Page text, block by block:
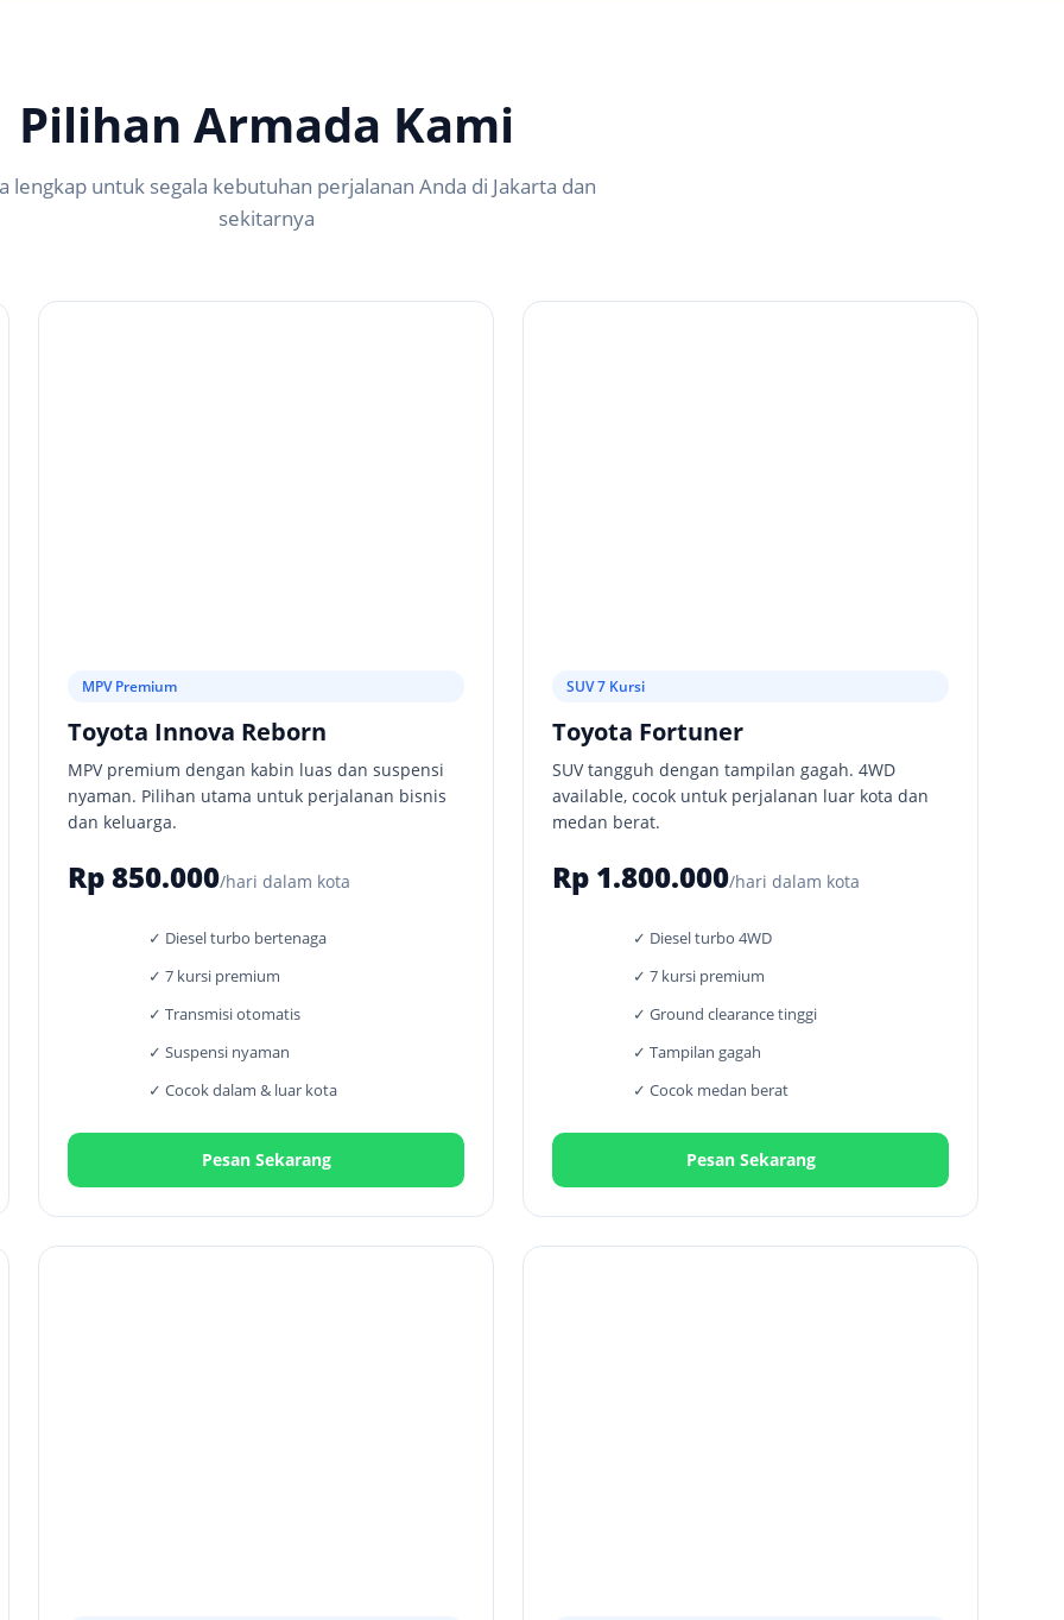
Pilihan Armada Kami
lengkap untuk segala kebutuhan perjalanan Anda di Jakarta dan
sekitarnya
MPV Premium
Toyota Innova Reborn
MPV premium dengan kabin luas dan suspensi
nyaman. Pilihan utama untuk perjalanan bisnis
dan keluarga.
Rp 850.000/hari dalam kota
✓ Diesel turbo bertenaga
✓ 7 kursi premium
✓ Transmisi otomatis
✓ Suspensi nyaman
✓ Cocok dalam & luar kota
Pesan Sekarang
SUV 7 Kursi
Toyota Fortuner
SUV tangguh dengan tampilan gagah. 4WD
available, cocok untuk perjalanan luar kota dan
medan berat.
Rp 1.800.000/hari dalam kota
✓ Diesel turbo 4WD
✓ 7 kursi premium
✓ Ground clearance tinggi
✓ Tampilan gagah
✓ Cocok medan berat
Pesan Sekarang